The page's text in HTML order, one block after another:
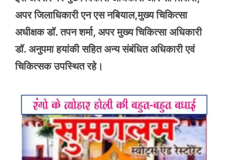
अपर जिलाधिकारी एन एस नबियाल,मुख्य चिकित्सा
अधीक्षक डॉ. तपन शर्मा, अपर मुख्य चिकित्सा अधिकारी
डॉ. अनुपमा हयांकी सहित अन्य संबंधित अधिकारी एवं
चिकित्सक उपस्थित रहे।